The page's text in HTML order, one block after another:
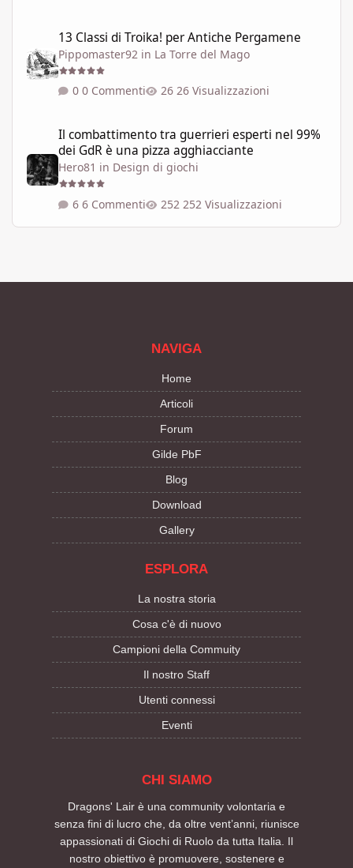
13 Classi di Troika! per Antiche Pergamene
Pippomaster92 in La Torre del Mago
0 Commenti 26 Visualizzazioni
Il combattimento tra guerrieri esperti nel 99%
dei GdR è una pizza agghiacciante
Hero81 in Design di giochi
6 Commenti 252 Visualizzazioni
NAVIGA
Home
Articoli
Forum
Gilde PbF
Blog
Download
Gallery
ESPLORA
La nostra storia
Cosa c'è di nuovo
Campioni della Commuity
Il nostro Staff
Utenti connessi
Eventi
CHI SIAMO
Dragons' Lair è una community volontaria e
senza fini di lucro che, da oltre vent’anni, riunisce
appassionati di Giochi di Ruolo da tutta Italia. Il
nostro obiettivo è promuovere, sostenere e